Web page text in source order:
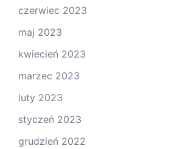
czerwiec 2023
maj 2023
kwiecień 2023
marzec 2023
luty 2023
styczeń 2023
grudzień 2022